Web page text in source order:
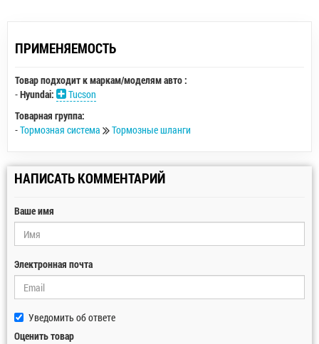
ПРИМЕНЯЕМОСТЬ
Товар подходит к маркам/моделям авто :
-Hyundai:
Tucson
Товарная группа:
-Тормозная система Тормозные шланги
НАПИСАТЬ КОММЕНТАРИЙ
Ваше имя
Электронная почта
Уведомить об ответе
Оценить товар